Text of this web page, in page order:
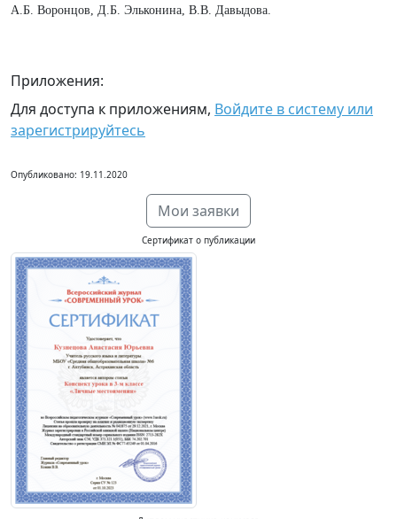
А.Б. Воронцов, Д.Б. Эльконина, В.В. Давыдова.
Приложения:
Для доступа к приложениям, Войдите в систему или
зарегистрируйтесь
Опубликовано: 19.11.2020
Мои заявки
Сертификат о публикации